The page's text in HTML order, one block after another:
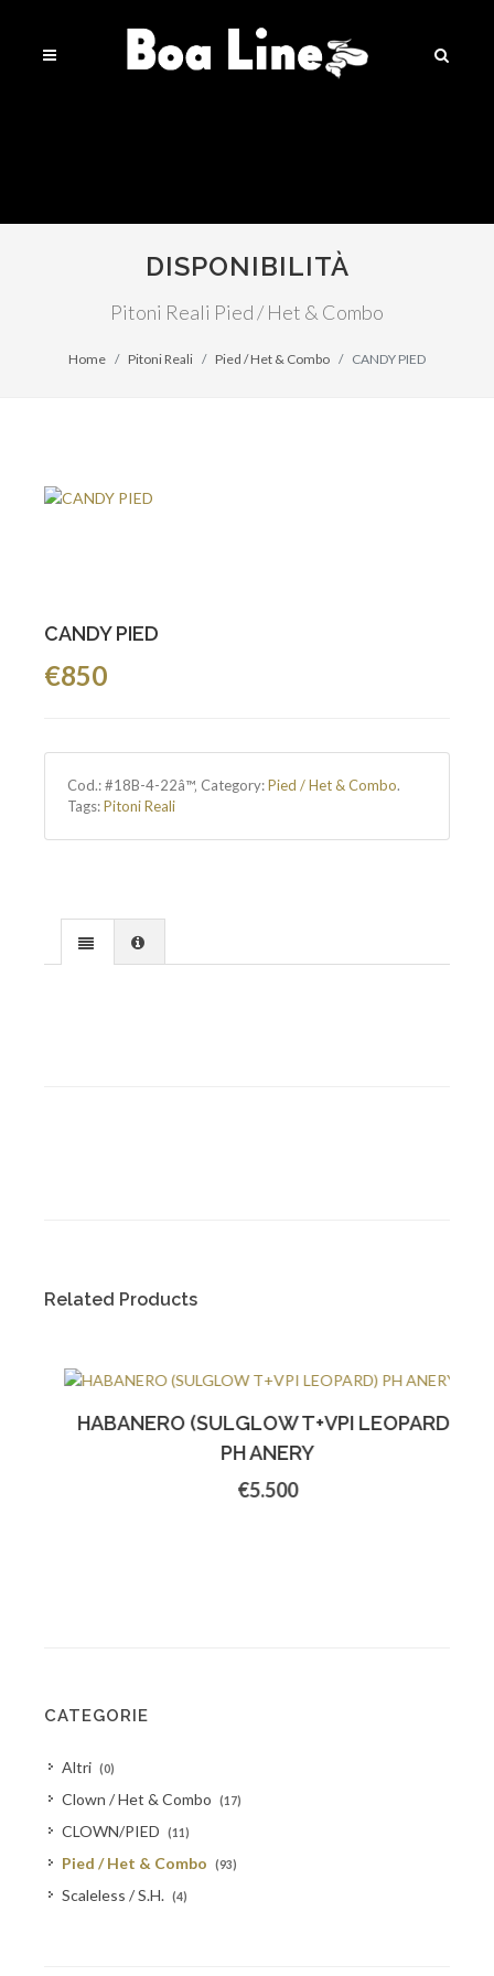
DISPONIBILITÀ
Pitoni Reali Pied / Het & Combo
Home Pitoni Reali Pied / Het & Combo CANDY PIED
CANDY PIED
€850
Cod.:#18B-4-22â™‚ Category:Pied / Het & Combo.
Tags:Pitoni Reali
Related Products
HABANERO (SULGLOW T+VPI LEOPARD)
PH ANERY
€5.500
CATEGORIE
Altri (0)
Clown / Het & Combo (17)
CLOWN/PIED (11)
Pied / Het & Combo (93)
Scaleless / S.H. (4)